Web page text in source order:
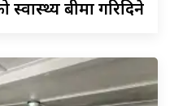
स्वास्थ्य बीमा गरिदिने